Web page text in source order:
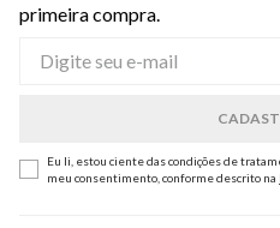
primeira compra.
Eu li, estou ciente das condições de
meu consentimento, conforme descrito na